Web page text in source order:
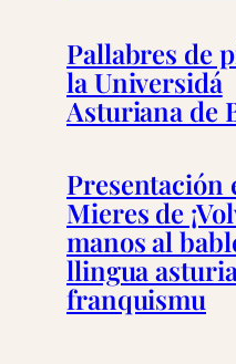
Pallabres de
la Universidá
Asturiana de
Presentación
Mieres de
manos al
llingua
franquismu